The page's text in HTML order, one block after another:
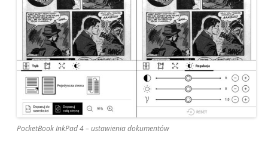
PocketBook InkPad 4 – ustawienia dokumentów